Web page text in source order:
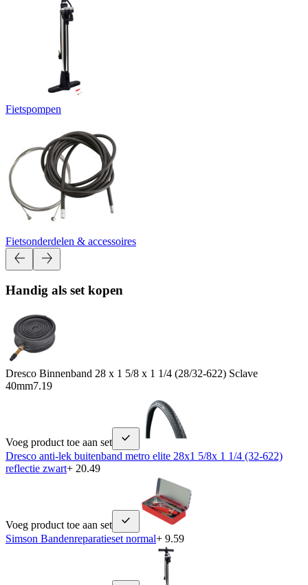
Fietspompen
Fietsonderdelen & accessoires
Handig als set kopen
Dresco Binnenband 28 x 1 5/8 x 1 1/4 (28/32-622) Sclave
40mm7.19
Voeg product toe aan set
Dresco anti-lek buitenband metro elite 28x1 5/8x 1 1/4 (32-622)
reflectie zwart+ 20.49
Voeg product toe aan set
Simson Bandenreparatieset normal+ 9.59